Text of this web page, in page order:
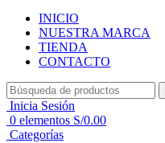
INICIO
NUESTRA MARCA
TIENDA
CONTACTO
Inicia Sesión
0 elementos S/0.00
Categorías